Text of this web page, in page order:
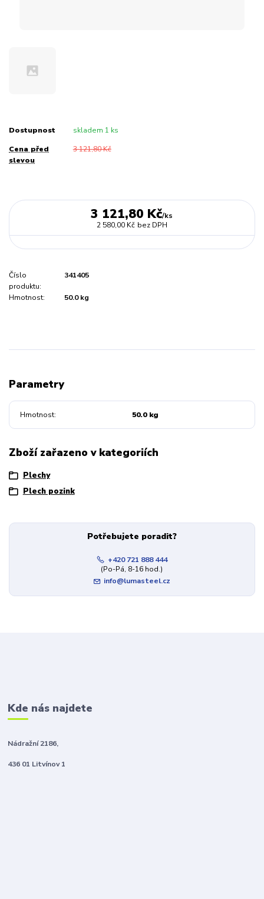
Dostupnost skladem 1 ks
Cena před
slevou
3 121,80 Kč
3 121,80 Kč/ks
2 580,00 Kč bez DPH
Číslo
produktu:
341405
Hmotnost: 50.0 kg
Parametry
Hmotnost 50.0 kg
Zboží zařazeno v kategoriích
Plechy
Plech pozink
Potřebujete poradit?
+420 721 888 444
(Po-Pá, 8-16 hod.)
info@lumasteel.cz
Kde nás najdete
Nádražní 2186,
436 01 Litvínov 1